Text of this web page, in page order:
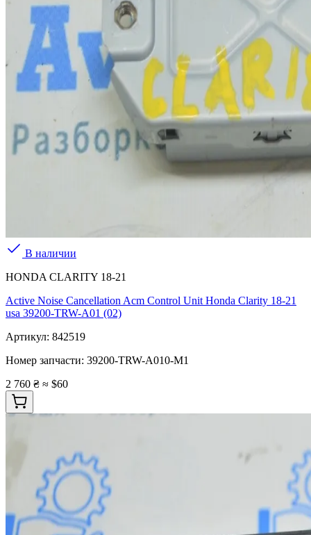
В наличии
HONDA CLARITY 18-21
Active Noise Cancellation Acm Control Unit Honda Clarity 18-21
usa 39200-TRW-A01 (02)
Артикул: 842519
Номер запчасти: 39200-TRW-A010-M1
2 760 ₴ ≈ $60